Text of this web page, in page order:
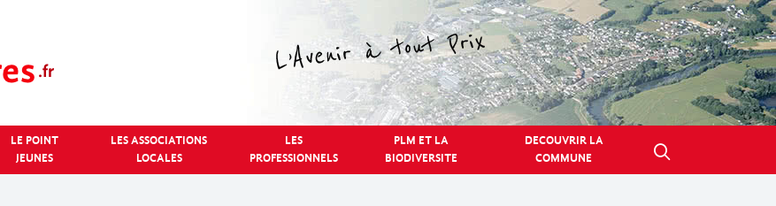
LE POINT
JEUNES
LES ASSOCIATIONS
LOCALES
LES
PROFESSIONNELS
PLM ET LA
BIODIVERSITE
DECOUVRIR LA
COMMUNE